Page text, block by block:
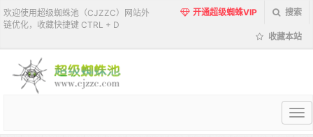
欢迎使用超级蜘蛛池（CJZZC）网站外
链优化，收藏快捷键 CTRL + D
开通超级蜘蛛VIP 搜索
收藏本站
超